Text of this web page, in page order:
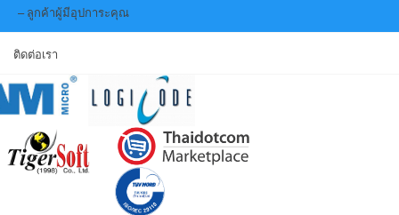
ลูกค้าผู้มีอุปการะคุณ
ติดต่อเรา